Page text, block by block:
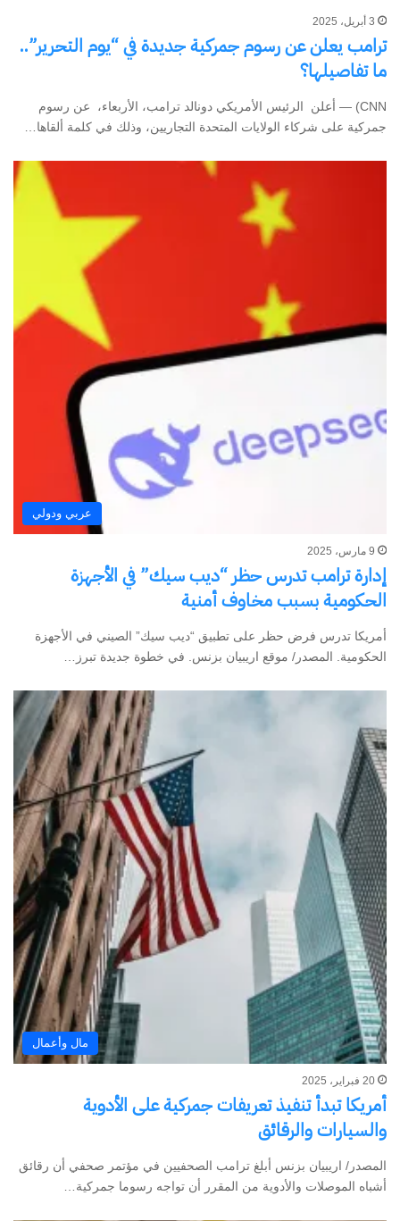
3 أبريل، 2025
ترامب يعلن عن رسوم جمركية جديدة في “يوم التحرير”..
ما تفاصيلها؟
CNN) — أعلن الرئيس الأمريكي دونالد ترامب، الأربعاء، عن رسوم
جمركية على شركاء الولايات المتحدة التجاريين، وذلك في كلمة ألقاها…
عربي ودولي
9 مارس، 2025
إدارة ترامب تدرس حظر “ديب سيك” في الأجهزة
الحكومية بسبب مخاوف أمنية
أمريكا تدرس فرض حظر على تطبيق “ديب سيك” الصيني في الأجهزة
الحكومية. المصدر/ موقع اريبيان بزنس. في خطوة جديدة تبرز…
مال وأعمال
20 فبراير، 2025
أمريكا تبدأ تنفيذ تعريفات جمركية على الأدوية
والسيارات والرقائق
المصدر/ اريبيان بزنس أبلغ ترامب الصحفيين في مؤتمر صحفي أن رقائق
أشباه الموصلات والأدوية من المقرر أن تواجه رسوما جمركية…